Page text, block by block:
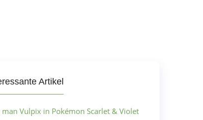
Artikel
man Vulpix in Pokémon Scarlet & Violet